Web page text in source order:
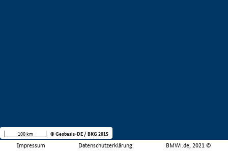
Impressum Datenschutzerklärung BMWi.de, 2021 ©
100 km © Geobasis-DE / BKG 2015